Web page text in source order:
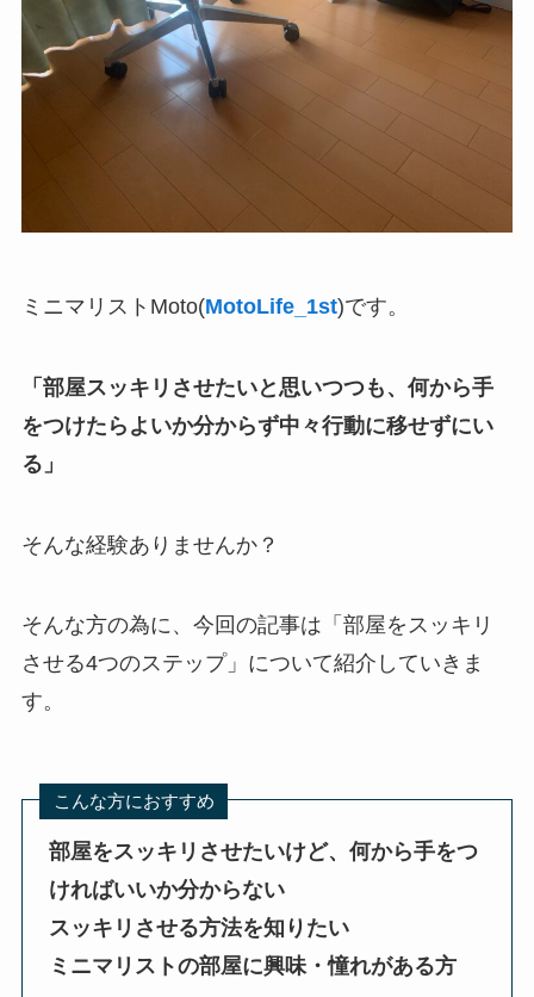
ミニマリストMoto(MotoLife_1st)です。
「部屋スッキリさせたいと思いつつも、何から手
をつけたらよいか分からず中々行動に移せずにい
る」
そんな経験ありませんか？
そんな方の為に、今回の記事は「部屋をスッキリ
させる4つのステップ」について紹介していきま
す。
こんな方におすすめ
部屋をスッキリさせたいけど、何から手をつ
ければいいか分からない
スッキリさせる方法を知りたい
ミニマリストの部屋に興味・憧れがある方